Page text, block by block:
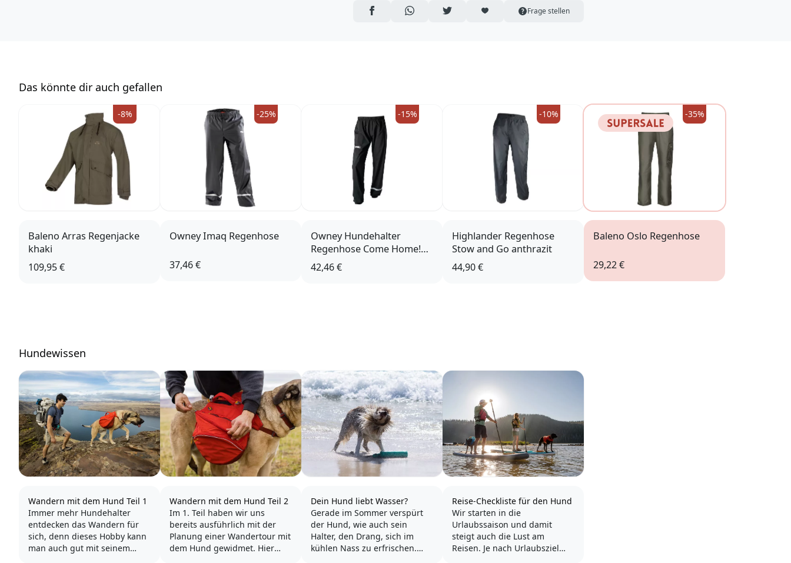
AUF FACEBOOK TEILEN
ÜBER WHATSAPP TEILEN
AUF TWITTER TEILENARTIKEL AUF DIE MERKLISTE
Frage stellen
Das könnte dir auch gefallen
-8%
Baleno Arras Regenjacke
khaki
109,95 €
-25%
Owney Imaq Regenhose
37,46 €
-15%
Owney Hundehalter
Regenhose Come Home!
schwarz
42,46 €
-10%
Highlander Regenhose
Stow and Go anthrazit
44,90 €
-35%
Baleno Oslo Regenhose
29,22 €
Hundewissen
Wandern mit dem Hund Teil 1
Immer mehr Hundehalter
entdecken das Wandern für
sich, denn dieses Hobby kann
man auch gut mit seinem
Wandern mit dem Hund Teil 2
Im 1. Teil haben wir uns
bereits ausführlich mit der
Planung einer Wandertour mit
dem Hund gewidmet. Hier
Dein Hund liebt Wasser?
Gerade im Sommer verspürt
der Hund, wie auch sein
Halter, den Drang, sich im
kühlen Nass zu erfrischen.
Reise-Checkliste für den Hund
Wir starten in die
Urlaubssaison und damit
steigt auch die Lust am
Reisen. Je nach Urlaubsziel